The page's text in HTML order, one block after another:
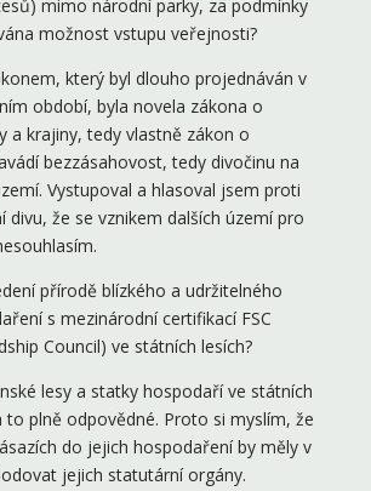
mimo národní parky, za podmínky
možnost vstupu veřejnosti?
který byl dlouho projednáván v
období, byla novela zákona o
a krajiny, tedy vlastně zákon o
bezzásahovost, tedy divočinu na
Vystupoval a hlasoval jsem proti
divu, že se vznikem dalších území pro
přírodě blízkého a udržitelného
s mezinárodní certifikací FSC
Council) ve státních lesích?
lesy a statky hospodaří ve státních
to plně odpovědné. Proto si myslím, že
do jejich hospodaření by měly v
jejich statutární orgány.